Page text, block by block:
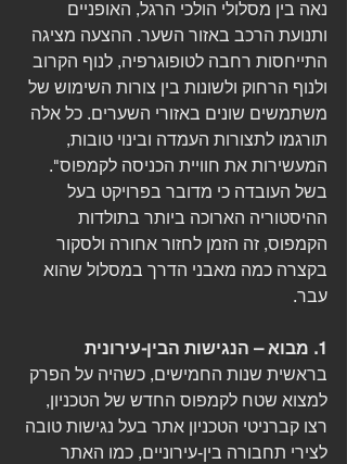
נאה בין מסלולי הולכי הרגל, האופניים
ותנועת הרכב באזור השער. ההצעה מציגה
התייחסות רחבה לטופוגרפיה, לנוף הקרוב
ולנוף הרחוק ולשונות בין צורות השימוש של
משתמשים שונים באזורי השערים. כל אלה
תורגמו לתצורות העמדה ובינוי טובות,
המעשירות את חוויית הכניסה לקמפוס".
בשל העובדה כי מדובר בפרויקט בעל
ההיסטוריה הארוכה ביותר בתולדות
הקמפוס, זה הזמן לחזור אחורה ולסקור
בקצרה כמה מאבני הדרך במסלול שהוא
עבר.
1. מבוא – הנגישות הבין-עירונית
בראשית שנות החמישים, כשהיה על הפרק
למצוא שטח לקמפוס החדש של הטכניון,
רצו קברניטי הטכניון אתר בעל נגישות טובה
לצירי תחבורה בין-עירוניים, כמו האתר